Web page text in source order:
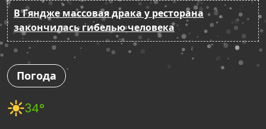
В Гяндже массовая драка у ресторана
закончилась гибелью человека
Погода
34°